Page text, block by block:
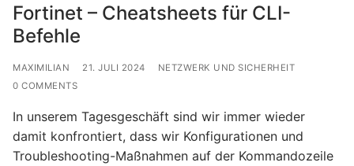
Fortinet – Cheatsheets für CLI-
Befehle
MAXIMILIAN 21. JULI 2024
NETZWERK UND SICHERHEIT
0 COMMENTS
In unserem Tagesgeschäft sind wir immer wieder
damit konfrontiert, dass wir Konfigurationen und
Troubleshooting-Maßnahmen auf der Kommandozeile